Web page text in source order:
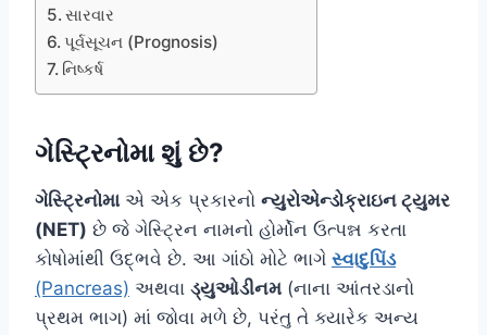
સારવાર
પૂર્વસૂચન (Prognosis)
નિષ્કર્ષ
ગેસ્ટ્રિનોમા શું છે?
ગેસ્ટ્રિનોમાએ એક પ્રકારનો ન્યુરોએન્ડોક્રાઇન ટ્યુમર
(NET) છે જે ગેસ્ટ્રિન નામનો હોર્મોન ઉત્પન્ન કરતા
કોષોમાંથી ઉદ્ભવે છે. આ ગાંઠો મોટે ભાગે સ્વાદુપિંડ
(Pancreas) અથવા ડ્યુઓડીનમ (નાના આંતરડાનો
પ્રથમ ભાગ) માં જોવા મળે છે, પરંતુ તે ક્યારેક અન્ય